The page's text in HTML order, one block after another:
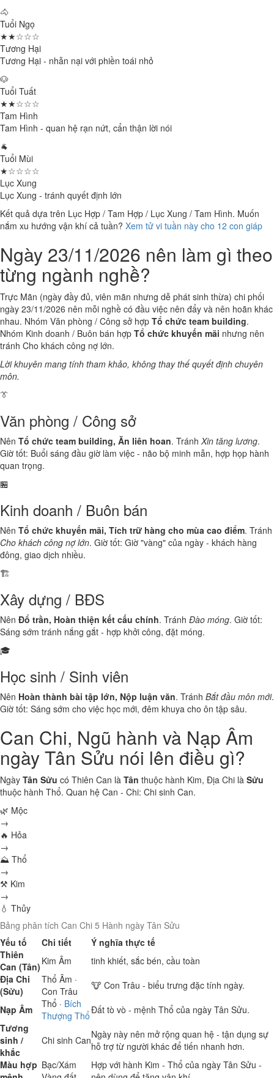
🐴
Tuổi Ngọ
★★☆☆☆
Tương Hại
Tương Hại - nhẫn nại với phiền toái nhỏ
🐶
Tuổi Tuất
★★☆☆☆
Tam Hình
Tam Hình - quan hệ rạn nứt, cẩn thận lời nói
🐐
Tuổi Mùi
★☆☆☆☆
Lục Xung
Lục Xung - tránh quyết định lớn
Kết quả dựa trên Lục Hợp / Tam Hợp / Lục Xung / Tam Hình. Muốn
nắm xu hướng vận khí cả tuần? Xem tử vi tuần này cho 12 con giáp
Ngày 23/11/2026 nên làm gì theo
từng ngành nghề?
Trực Mãn (ngày đầy đủ, viên mãn nhưng dễ phát sinh thừa) chi phối
ngày 23/11/2026 nên mỗi nghề có đầu việc nên đẩy và nên hoãn khác
nhau. Nhóm Văn phòng / Công sở hợp Tổ chức team building.
Nhóm Kinh doanh / Buôn bán hợp Tổ chức khuyến mãi nhưng nên
tránh Cho khách công nợ lớn.
Lời khuyên mang tính tham khảo, không thay thế quyết định chuyên
môn.
👔
Văn phòng / Công sở
Nên Tổ chức team building, Ăn liên hoan. Tránh Xin tăng lương.
Giờ tốt: Buổi sáng đầu giờ làm việc - não bộ minh mẫn, hợp họp hành
quan trọng.
🏪
Kinh doanh / Buôn bán
Nên Tổ chức khuyến mãi, Tích trữ hàng cho mùa cao điểm. Tránh
Cho khách công nợ lớn. Giờ tốt: Giờ "vàng" của ngày - khách hàng
đông, giao dịch nhiều.
🏗️
Xây dựng / BĐS
Nên Đổ trần, Hoàn thiện kết cấu chính. Tránh Đào móng. Giờ tốt:
Sáng sớm tránh nắng gắt - hợp khởi công, đặt móng.
🎓
Học sinh / Sinh viên
Nên Hoàn thành bài tập lớn, Nộp luận văn. Tránh Bắt đầu môn mới.
Giờ tốt: Sáng sớm cho việc học mới, đêm khuya cho ôn tập sâu.
Can Chi, Ngũ hành và Nạp Âm
ngày Tân Sửu nói lên điều gì?
Ngày Tân Sửu có Thiên Can là Tân thuộc hành Kim, Địa Chi là Sửu
thuộc hành Thổ. Quan hệ Can - Chi: Chi sinh Can.
🌿 Mộc
→
🔥 Hỏa
→
⛰ Thổ
→
⚒ Kim
→
💧 Thủy
Bảng phân tích Can Chi 5 Hành ngày Tân Sửu
Yếu tố
Chi tiết
Ý nghĩa thực tế
Thiên
Can (Tân) Kim Âm
tinh khiết, sắc bén, cầu toàn
Địa Chi
(Sửu)
Thổ Âm ·
Con Trâu
🐮 Con Trâu - biểu trưng đặc tính ngày.
Nạp Âm
Thổ · Bích
Thượng ThổĐất tò vò - mệnh Thổ của ngày Tân Sửu.
Tương
sinh /
khắc
Chi sinh CanNgày này nên mở rộng quan hệ - tận dụng sự
hỗ trợ từ người khác để tiến nhanh hơn.
Màu hợp Bạc/Xám
Hợp với hành Kim - Thổ của ngày Tân Sửu -